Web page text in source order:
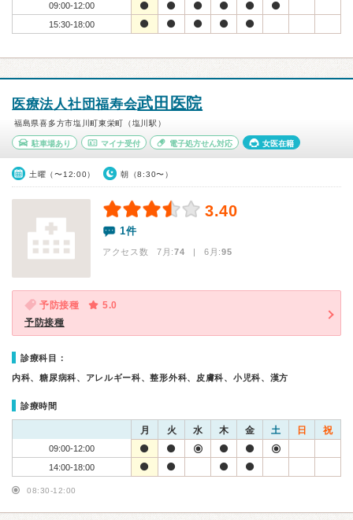
09:00-12:00
15:30-18:00
医療法人社団福寿会武田医院
福島県喜多方市塩川町東栄町（塩川駅）
駐車場あり マイナ受付 電子処方せん対応 女医在籍
土曜（〜12:00） 朝（8:30〜）
3.40
1件
アクセス数 7月:74 | 6月:95
予防接種
5.0
予防接種
診療科目：
内科、糖尿病科、アレルギー科、整形外科、皮膚科、小児科、漢方
診療時間
月 火 水 木 金 土 日 祝
09:00-12:00
14:00-18:00
08:30-12:00